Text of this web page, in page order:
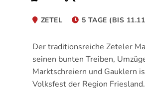
ZETEL 5 TAGE (BIS
Der traditionsreiche Zeteler
seinen bunten Treiben,
Marktschreiern und Gauklern
Volksfest der Region